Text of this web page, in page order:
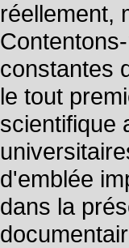
réellement,
constantes
le tout
scientifique
d'emblée
dans la